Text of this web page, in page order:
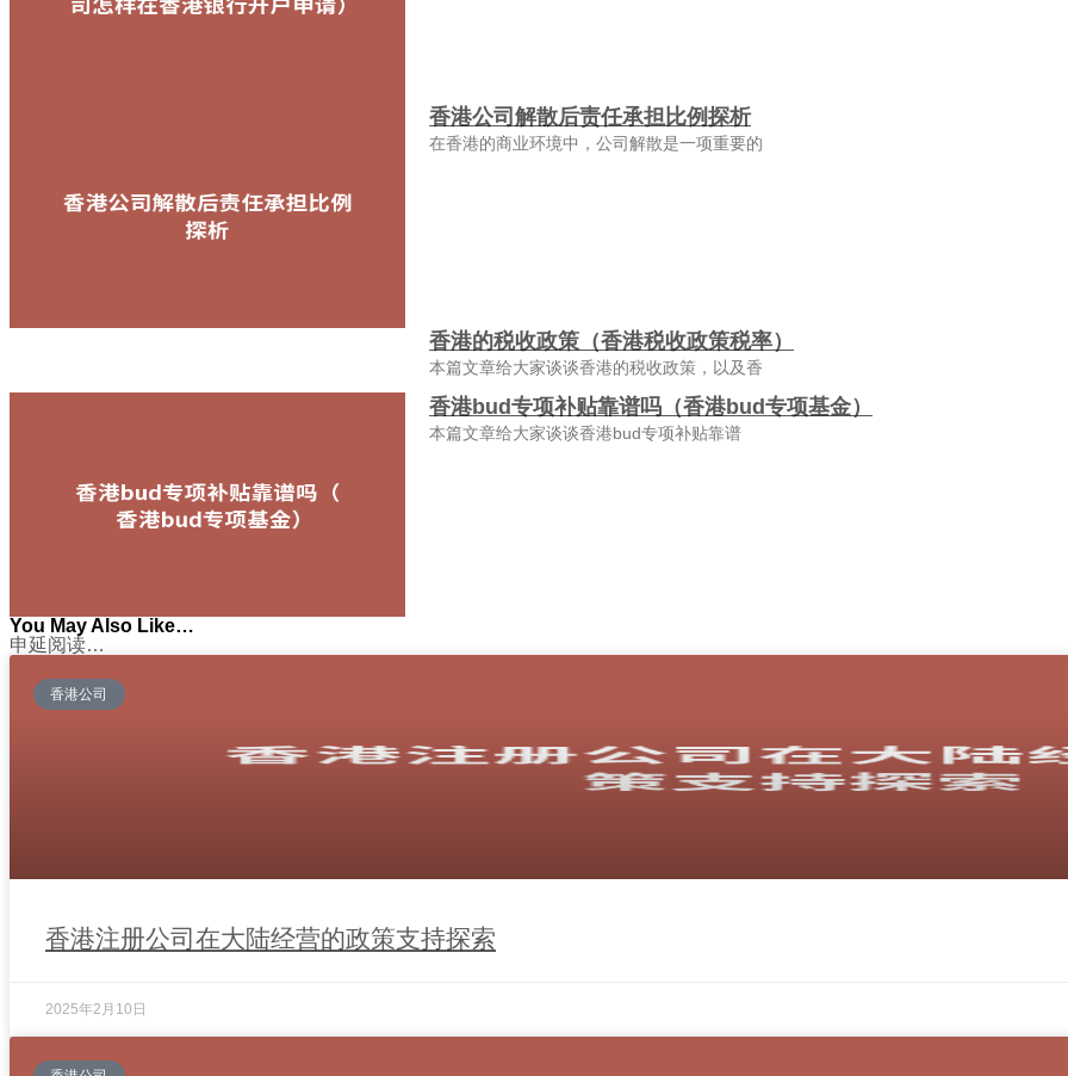
香港公司解散后责任承担比例探析
在香港的商业环境中，公司解散是一项重要的
香港的税收政策（香港税收政策税率）
本篇文章给大家谈谈香港的税收政策，以及香
香港bud专项补贴靠谱吗（香港bud专项基金）
本篇文章给大家谈谈香港bud专项补贴靠谱
You May Also Like…
申延阅读…
香港公司
香港注册公司在大陆经营的政策支持探索
2025年2月10日